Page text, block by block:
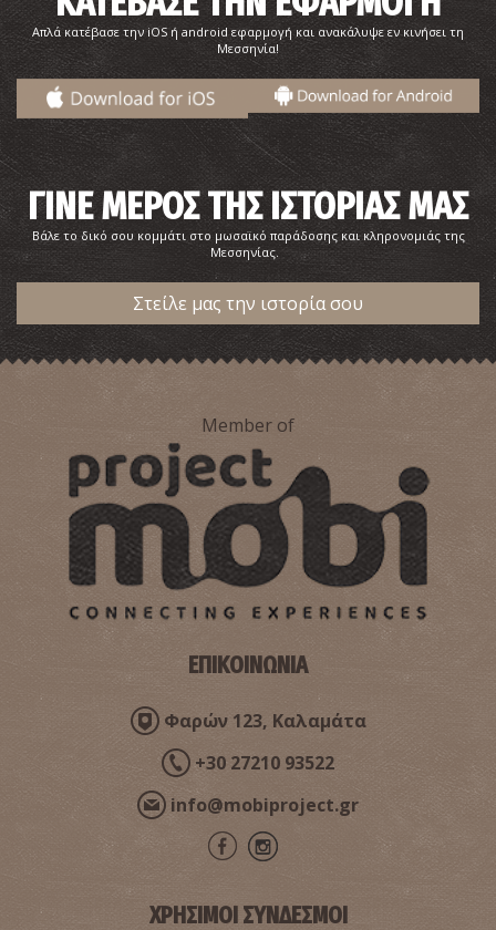
Απλά κατέβασε την iOS ή android εφαρμογή και ανακάλυψε εν κινήσει τη
Μεσσηνία!
ΓΙΝΕ ΜΕΡΟΣ ΤΗΣ ΙΣΤΟΡΙΑΣ ΜΑΣ
Βάλε το δικό σου κομμάτι στο μωσαϊκό παράδοσης και κληρονομιάς της
Μεσσηνίας.
Στείλε μας την ιστορία σου
Member of
ΕΠΙΚΟΙΝΩΝΙΑ
Φαρών 123, Καλαμάτα
+30 27210 93522
info@mobiproject.gr
ΧΡΗΣΙΜΟΙ ΣΥΝΔΕΣΜΟΙ